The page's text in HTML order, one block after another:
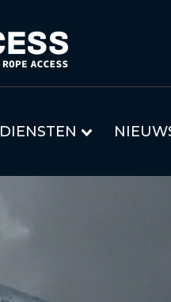
DIENSTEN